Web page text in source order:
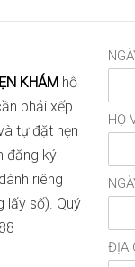
KHÁM hỗ
phải xếp
tự đặt hẹn
đăng ký
riêng
lấy số). Quý
HỌ
ĐỊA